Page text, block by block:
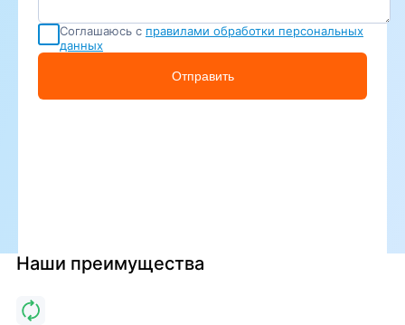
Соглашаюсь с правилами обработки персональных
данных
Отправить
Наши преимущества